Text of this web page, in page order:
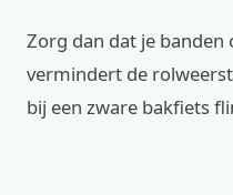
Zorg dan dat je banden
vermindert de
bij een zware bakfiets